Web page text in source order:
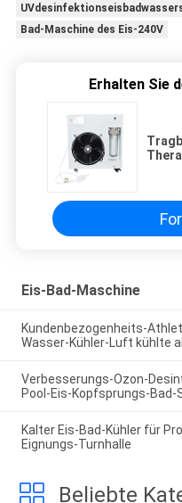
Bad-Maschine des Eis-240V
Erhalten Sie
Eis-Bad-Maschine
Kundenbezogenheits-
Wasser-Kühler-Luft kühlte
Verbesserungs-Ozon-
Pool-Eis-Kopfsprungs-
Kalter Eis-Bad-Kühler für
Eignungs-Turnhalle
Beliebte